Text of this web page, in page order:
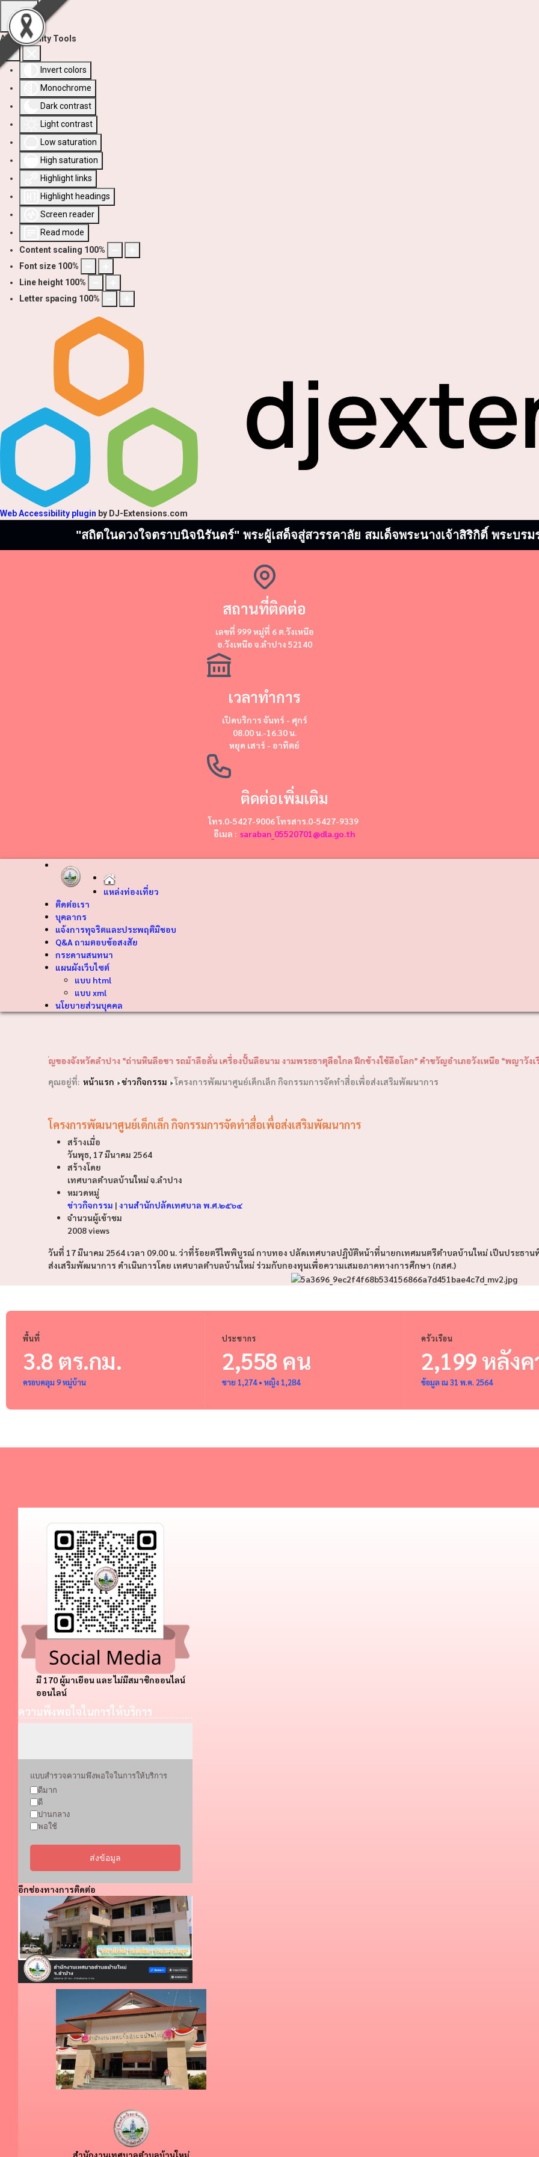
Accessibility Tools
Invert colors
Monochrome
Dark contrast
Light contrast
Low saturation
High saturation
Highlight links
Highlight headings
Screen reader
Read mode
Content scaling 100%
Font size 100%
Line height 100%
Letter spacing 100%
Web Accessibility plugin by DJ-Extensions.com
"สถิตในดวงใจตราบนิจนิรันดร์" พระผู้เสด็จสู่สวรรคาลัย สมเด็จพระนางเจ้าสิริกิติ์ พระบ
สถานที่ติดต่อ
​​เลขที่ 999 หมู่ที่ 6 ต.วังเหนือ
อ.วังเหนือ จ.ลำปาง 52140
เวลาทำการ
เปิดบริการ จันทร์ - ศุกร์
08.00 น.-16.30 น.
หยุด เสาร์ - อาทิตย์
ติดต่อเพิ่มเติม
โทร.0-5427-9006 โทรสาร.0-5427-9339
อีเมล :saraban_05520701@dla.go.th
แหล่งท่องเที่ยว
ติดต่อเรา
บุคลากร
แจ้งการทุจริตและประพฤติมิชอบ
Q&A ถามตอบข้อสงสัย
กระดานสนทนา
แผนผังเว็บไซต์
แบบ html
แบบ xml
นโยบายส่วนบุคคล
ญของจังหวัดลำปาง "ถ่านหินลือชา รถม้าลือลั่น เครื่องปั้นลือนาม งามพระธาตุลือไกล ฝึกช้างใช้ลือโลก" คำขวัญอำเภอวังเหนือ "พญาวังเรืองนาม
คุณอยู่ที่: หน้าแรก ข่าวกิจกรรม โครงการพัฒนาศูนย์เด็กเล็ก กิจกรรมการจัดทำสื่อเพื่อส่งเสริมพัฒนาการ
โครงการพัฒนาศูนย์เด็กเล็ก กิจกรรมการจัดทำสื่อเพื่อส่งเสริมพัฒนาการ
สร้างเมื่อ
วันพุธ, 17 มีนาคม 2564
สร้างโดย
เทศบาลตำบลบ้านใหม่ จ.ลำปาง
หมวดหมู่
ข่าวกิจกรรม | งานสำนักปลัดเทศบาล พ.ศ.๒๕๖๔
จำนวนผู้เข้าชม
2008 views
วันที่ 17 มีนาคม 2564 เวลา 09.00 น. ว่าที่ร้อยตรีไพพิบูรณ์ กาบทอง ปลัดเทศบาลปฏิบัติหน้าที่นายกเทศมนตรีตำบลบ้านใหม่ เป็นประธา
ส่งเสริมพัฒนาการ ดำเนินการโดย เทศบาลตำบลบ้านใหม่ ร่วมกับกองทุนเพื่อความเสมอภาคทางการศึกษา (กสศ.)
พื้นที่
3.8 ตร.กม.
ครอบคลุม 9 หมู่บ้าน
ประชากร
2,558 คน
ชาย 1,274 • หญิง 1,284
ครัวเรือน
2,199 หลังค
ข้อมูล ณ 31 พ.ค. 2564
มี 170 ผู้มาเยือน และ ไม่มีสมาชิกออนไลน์
ออนไลน์
ความพึงพอใจในการให้บริการ
แบบสำรวจความพึงพอใจในการให้บริการ
ดีมาก
ดี
ปานกลาง
พอใช้
ส่งข้อมูล
อีกช่องทางการติดต่อ
สำนักงานเทศบาลตำบลบ้านใหม่